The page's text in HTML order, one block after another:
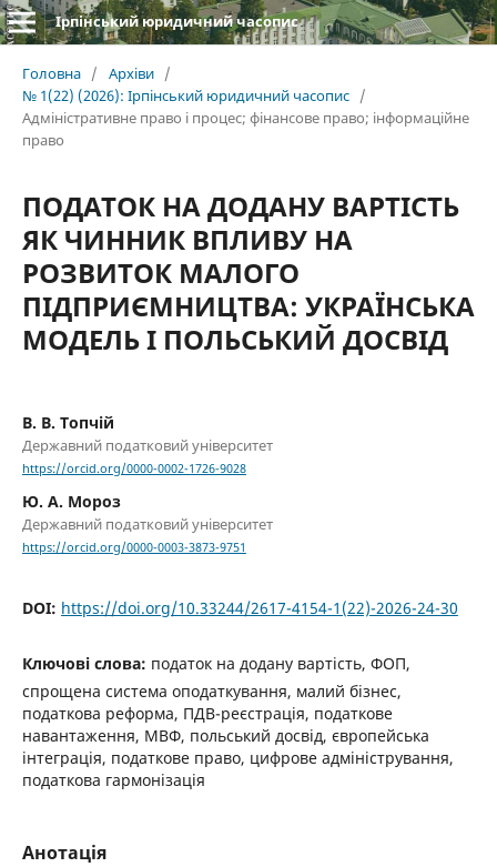
Ірпінський юридичний часопис
Головна / Архіви /
№ 1(22) (2026): Ірпінський юридичний часопис /
Адміністративне право і процес; фінансове право; інформаційне
право
ПОДАТОК НА ДОДАНУ ВАРТІСТЬ
ЯК ЧИННИК ВПЛИВУ НА
РОЗВИТОК МАЛОГО
ПІДПРИЄМНИЦТВА: УКРАЇНСЬКА
МОДЕЛЬ І ПОЛЬСЬКИЙ ДОСВІД
В. В. Топчій
Державний податковий університет
https://orcid.org/0000-0002-1726-9028
Ю. А. Мороз
Державний податковий університет
https://orcid.org/0000-0003-3873-9751
DOI: https://doi.org/10.33244/2617-4154-1(22)-2026-24-30
Ключові слова: податок на додану вартість, ФОП,
спрощена система оподаткування, малий бізнес,
податкова реформа, ПДВ-реєстрація, податкове
навантаження, МВФ, польський досвід, європейська
інтеграція, податкове право, цифрове адміністрування,
податкова гармонізація
Анотація